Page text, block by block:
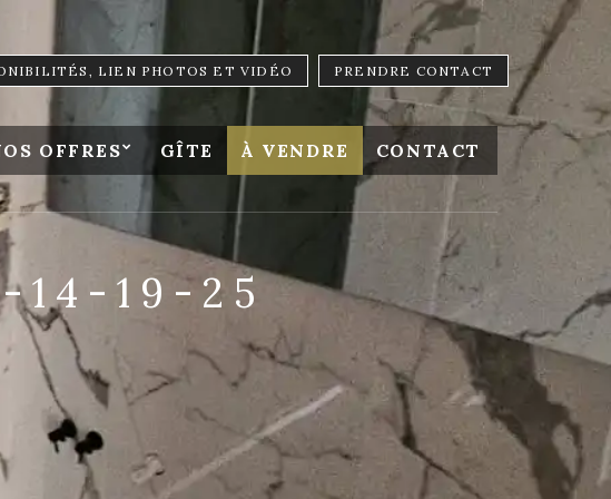
LIEN PHOTOS ET VIDÉO PRENDRE CONTACT
OFFRES GÎTE À VENDRE CONTACT
14-19-25